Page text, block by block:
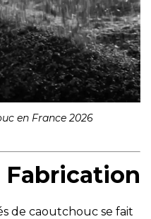
en France 2026
Fabrication
de caoutchouc se fait